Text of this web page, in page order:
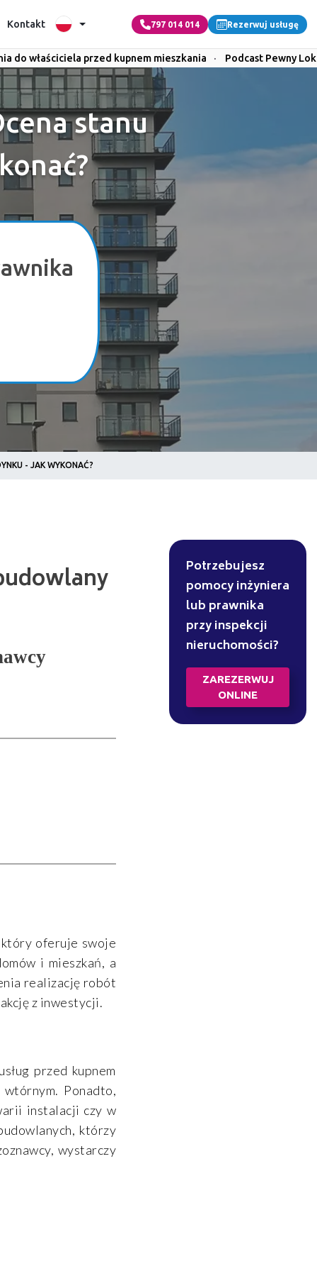
Kontakt 797 014 014 Rezerwuj usługę
do właściciela przed kupnem mieszkania · Podcast Pewny
stanu
- JAK WYKONAĆ?
który oferuje swoje
i mieszkań, a
realizację robót
z inwestycji.
przed kupnem
Ponadto,
instalacji czy w
którzy
wystarczy
Potrzebujesz
pomocy inżyniera
lub prawnika
przy inspekcji
nieruchomości?
ZAREZERWUJ
ONLINE